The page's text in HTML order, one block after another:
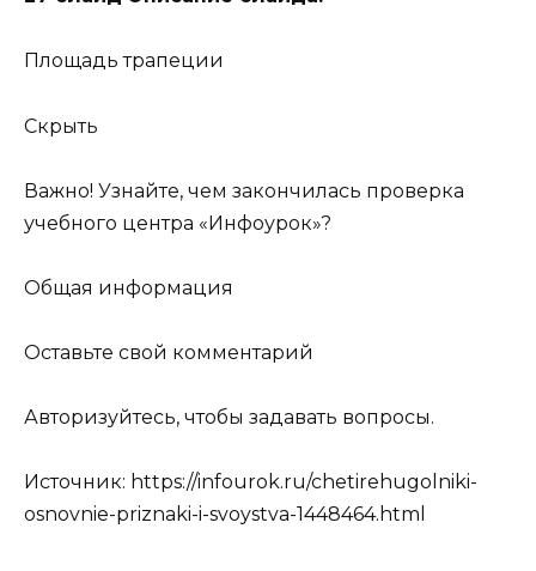
Площадь трапеции
Скрыть
Важно! Узнайте, чем закончилась проверка
учебного центра «Инфоурок»?
Общая информация
Оставьте свой комментарий
Авторизуйтесь, чтобы задавать вопросы.
Источник: https://infourok.ru/chetirehugolniki-
osnovnie-priznaki-i-svoystva-1448464.html